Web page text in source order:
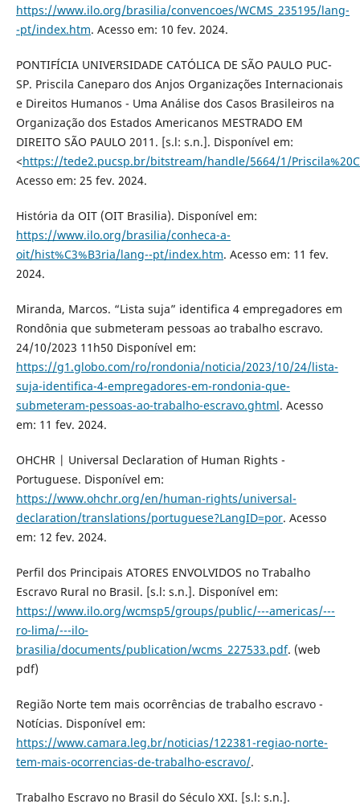
https://www.ilo.org/brasilia/convencoes/WCMS_235195/lang-
-pt/index.htm. Acesso em: 10 fev. 2024.
PONTIFÍCIA UNIVERSIDADE CATÓLICA DE SÃO PAULO PUC-
SP. Priscila Caneparo dos Anjos Organizações Internacionais
e Direitos Humanos - Uma Análise dos Casos Brasileiros na
Organização dos Estados Americanos MESTRADO EM
DIREITO SÃO PAULO 2011. [s.l: s.n.]. Disponível em:
<https://tede2.pucsp.br/bitstream/handle/5664/1/
Acesso em: 25 fev. 2024.
História da OIT (OIT Brasilia). Disponível em:
https://www.ilo.org/brasilia/conheca-a-
oit/hist%C3%B3ria/lang--pt/index.htm. Acesso em: 11 fev.
2024.
Miranda, Marcos. “Lista suja” identifica 4 empregadores em
Rondônia que submeteram pessoas ao trabalho escravo.
24/10/2023 11h50 Disponível em:
https://g1.globo.com/ro/rondonia/noticia/2023/10/24/lista-
suja-identifica-4-empregadores-em-rondonia-que-
submeteram-pessoas-ao-trabalho-escravo.ghtml. Acesso
em: 11 fev. 2024.
OHCHR | Universal Declaration of Human Rights -
Portuguese. Disponível em:
https://www.ohchr.org/en/human-rights/universal-
declaration/translations/portuguese?LangID=por. Acesso
em: 12 fev. 2024.
Perfil dos Principais ATORES ENVOLVIDOS no Trabalho
Escravo Rural no Brasil. [s.l: s.n.]. Disponível em:
https://www.ilo.org/wcmsp5/groups/public/---americas/---
ro-lima/---ilo-
brasilia/documents/publication/wcms_227533.pdf. (web
pdf)
Região Norte tem mais ocorrências de trabalho escravo -
Notícias. Disponível em:
https://www.camara.leg.br/noticias/122381-regiao-norte-
tem-mais-ocorrencias-de-trabalho-escravo/.
Trabalho Escravo no Brasil do Século XXI. [s.l: s.n.].